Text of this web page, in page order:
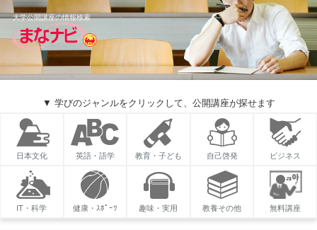
大学公開講座の情報検索
▼ 学びのジャンルをクリックして、公開講座が探せます
日本文化 英語・語学 教育・子ども 自己啓発 ビジネス
IT・科学 健康・ｽﾎﾟｰﾂ 趣味・実用 教養その他 無料講座